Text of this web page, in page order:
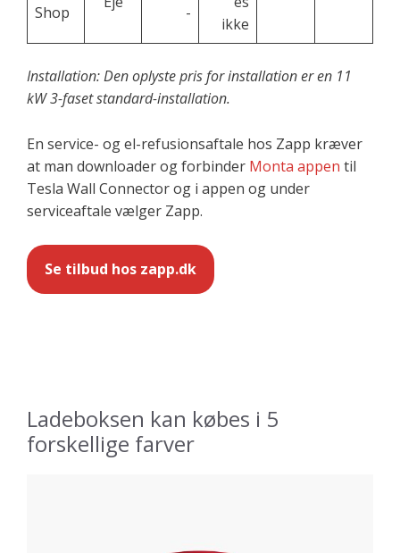
Shop
-
ikke
Installation: Den oplyste pris for installation er en 11
kW 3-faset standard-installation.
En service- og el-refusionsaftale hos Zapp kræver
at man downloader og forbinder Monta appen til
Tesla Wall Connector og i appen og under
serviceaftale vælger Zapp.
Se tilbud hos zapp.dk
Ladeboksen kan købes i 5
forskellige farver